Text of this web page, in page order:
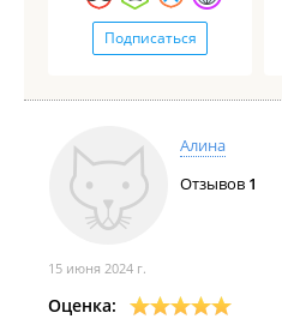
Подписаться
Алина
Отзывов 1
15 июня 2024 г.
Оценка: